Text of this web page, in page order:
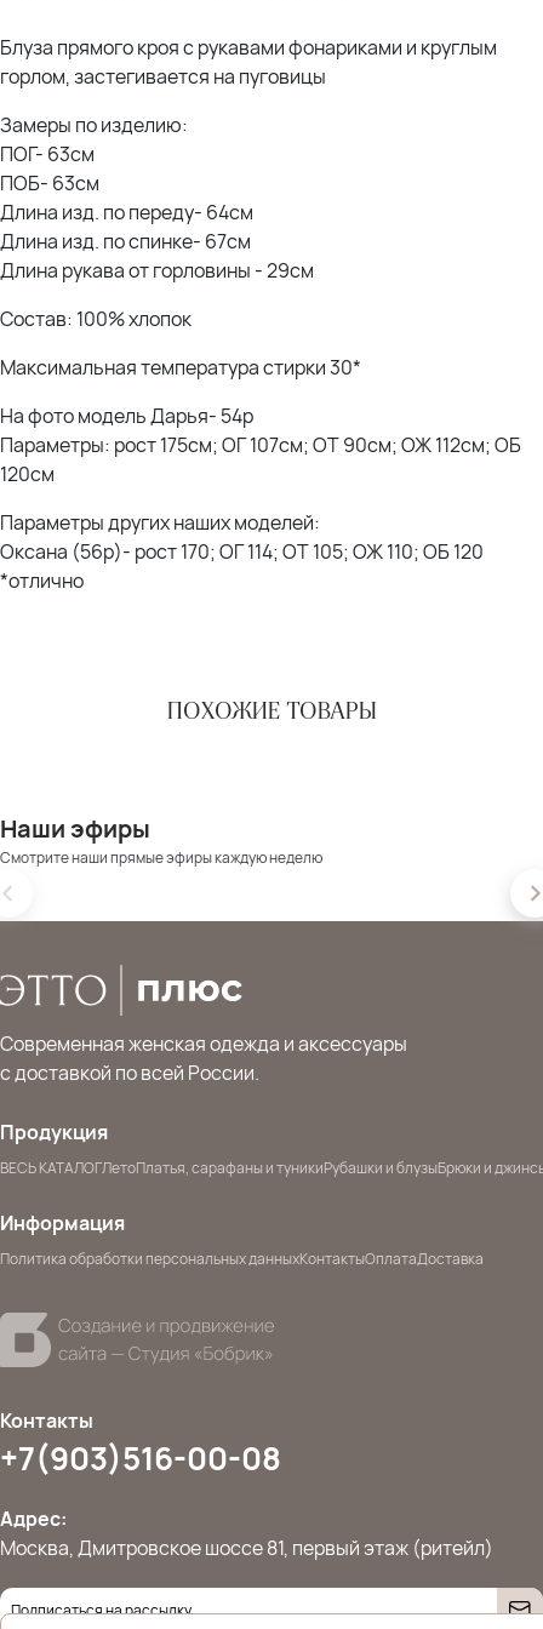
Блуза прямого кроя с рукавами фонариками и круглым
горлом, застегивается на пуговицы
Замеры по изделию:
ПОГ- 63см
ПОБ- 63см
Длина изд. по переду- 64см
Длина изд. по спинке- 67см
Длина рукава от горловины - 29см
Состав: 100% хлопок
Максимальная температура стирки 30*
На фото модель Дарья- 54р
Параметры: рост 175см; ОГ 107см; ОТ 90см; ОЖ 112см; ОБ
120см
Параметры других наших моделей:
Оксана (56р)- рост 170; ОГ 114; ОТ 105; ОЖ 110; ОБ 120
*отлично
ПОХОЖИЕ ТОВАРЫ
Наши эфиры
Смотрите наши прямые эфиры каждую неделю
Современная женская одежда и аксессуары
с доставкой по всей России.
Продукция
ВЕСЬ КАТАЛОГЛетоПлатья, сарафаны и туникиРубашки и блузыБрюки и
Информация
Политика обработки персональных данныхКонтактыОплатаДоставка
Контакты
+7(903)516-00-08
Адрес:
Москва, Дмитровское шоссе 81, первый этаж (ритейл)